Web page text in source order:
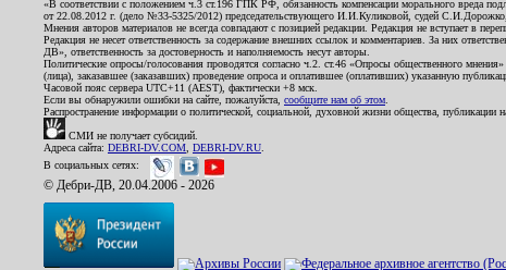
«В соответствии с положением ч.3 ст.196 ГПК РФ, обязанность компенсации морального вреда
от 22.08.2012 г. (дело №33-5325/2012) председательствующего И.И.Куликовой, судей
Мнения авторов материалов не всегда совпадают с позицией редакции. Редакция не вступает в
Редакция не несет ответственность за содержание внешних ссылок и комментариев. За них
ДВ», ответственность за достоверность и наполняемость несут авторы.
Политические опросы/голосования проводятся согласно ч.2. ст.46 «Опросы общественного
(лица), заказавшее (заказавших) проведение опроса и оплатившее (оплативших) указанную
Часовой пояс сервера UTC+11 (AEST), фактически +8 мск.
Если вы обнаружили ошибки на сайте, пожалуйста, сообщите нам об этом
Распространение информации о политической, социальной, духовной жизни общества,
СМИ не получает субсидий.
Адреса сайта: DEBRI-DV.COM DEBRI-DV.RU
В социальных сетях:
© Дебри-ДВ, 20.04.2006 - 2026